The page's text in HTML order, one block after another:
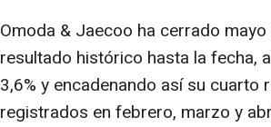
Omoda & Jaecoo ha cerrado
resultado histórico hasta la fecha,
3,6% y encadenando así su
registrados en febrero, marzo y